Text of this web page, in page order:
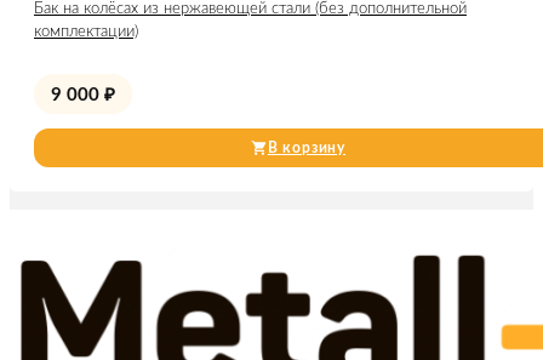
Бак на колёсах из нержавеющей стали (без дополнительной
комплектации)
9 000 ₽
В корзину